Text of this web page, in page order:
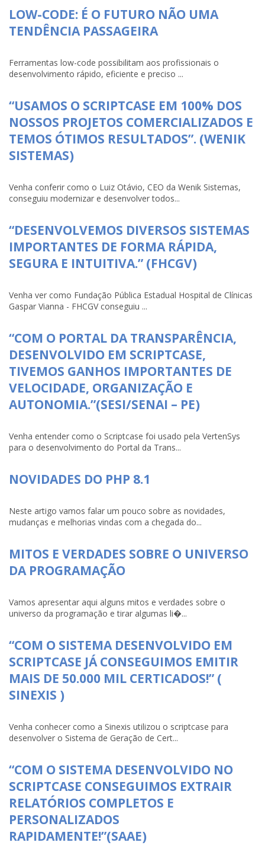
LOW-CODE: É O FUTURO NÃO UMA
TENDÊNCIA PASSAGEIRA
Ferramentas low-code possibilitam aos profissionais o
desenvolvimento rápido, eficiente e preciso ...
“USAMOS O SCRIPTCASE EM 100% DOS
NOSSOS PROJETOS COMERCIALIZADOS E
TEMOS ÓTIMOS RESULTADOS”. (WENIK
SISTEMAS)
Venha conferir como o Luiz Otávio, CEO da Wenik Sistemas,
conseguiu modernizar e desenvolver todos...
“DESENVOLVEMOS DIVERSOS SISTEMAS
IMPORTANTES DE FORMA RÁPIDA,
SEGURA E INTUITIVA.” (FHCGV)
Venha ver como Fundação Pública Estadual Hospital de Clínicas
Gaspar Vianna - FHCGV conseguiu ...
“COM O PORTAL DA TRANSPARÊNCIA,
DESENVOLVIDO EM SCRIPTCASE,
TIVEMOS GANHOS IMPORTANTES DE
VELOCIDADE, ORGANIZAÇÃO E
AUTONOMIA.”(SESI/SENAI – PE)
Venha entender como o Scriptcase foi usado pela VertenSys
para o desenvolvimento do Portal da Trans...
NOVIDADES DO PHP 8.1
Neste artigo vamos falar um pouco sobre as novidades,
mudanças e melhorias vindas com a chegada do...
MITOS E VERDADES SOBRE O UNIVERSO
DA PROGRAMAÇÃO
Vamos apresentar aqui alguns mitos e verdades sobre o
universo da programação e tirar algumas li�...
“COM O SISTEMA DESENVOLVIDO EM
SCRIPTCASE JÁ CONSEGUIMOS EMITIR
MAIS DE 50.000 MIL CERTICADOS!” (
SINEXIS )
Venha conhecer como a Sinexis utilizou o scriptcase para
desenvolver o Sistema de Geração de Cert...
“COM O SISTEMA DESENVOLVIDO NO
SCRIPTCASE CONSEGUIMOS EXTRAIR
RELATÓRIOS COMPLETOS E
PERSONALIZADOS
RAPIDAMENTE!”(SAAE)